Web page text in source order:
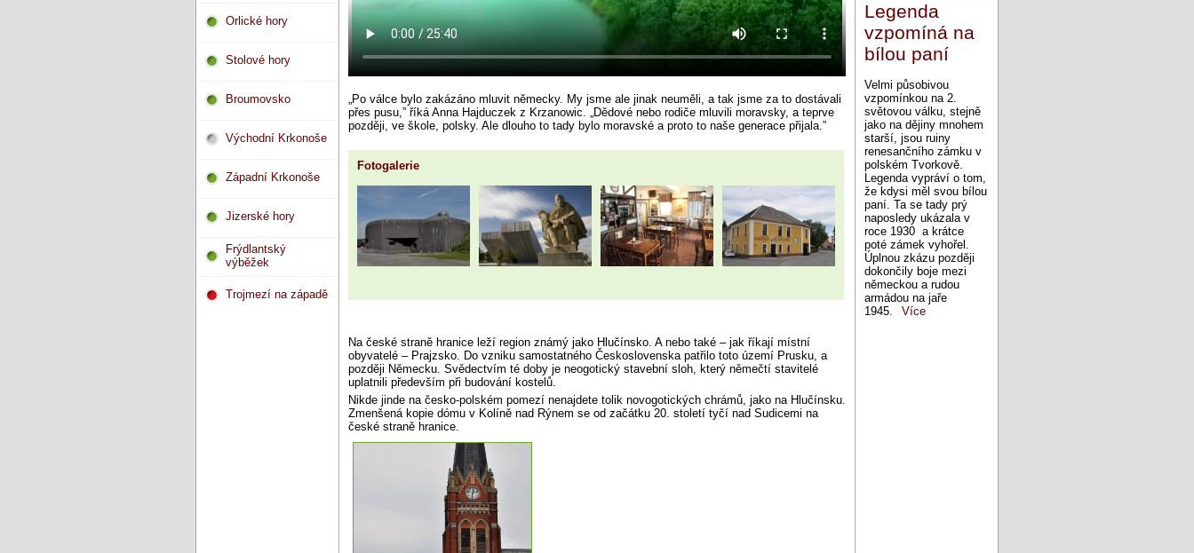
Orlické hory
Stolové hory
Broumovsko
Východní Krkonoše
Západní Krkonoše
Jizerské hory
Frýdlantský
výběžek
Trojmezí na západě
„Po válce bylo zakázáno mluvit německy. My jsme ale jinak neuměli, a tak jsme za to dostávali
přes pusu,” říká Anna Hajduczek z Krzanowic. „Dědové nebo rodiče mluvili moravsky, a teprve
později, ve škole, polsky. Ale dlouho to tady bylo moravské a proto to naše generace přijala.”
Fotogalerie
Na české straně hranice leží region známý jako Hlučínsko. A nebo také – jak říkají místní
obyvatelé – Prajzsko. Do vzniku samostatného Československa patřilo toto území Prusku, a
později Německu. Svědectvím té doby je neogotický stavební sloh, který němečtí stavitelé
uplatnili především při budování kostelů.
Nikde jinde na česko-polském pomezí nenajdete tolik novogotických chrámů, jako na Hlučínsku.
Zmenšená kopie dómu v Kolíně nad Rýnem se od začátku 20. století tyčí nad Sudicemi na
české straně hranice.
Legenda
vzpomíná na
bílou paní
Velmi působivou
vzpomínkou na 2.
světovou válku, stejně
jako na dějiny mnohem
starší, jsou ruiny
renesančního zámku v
polském Tvorkově.
Legenda vypráví o tom,
že kdysi měl svou bílou
paní. Ta se tady prý
naposledy ukázala v
roce 1930 a krátce
poté zámek vyhořel.
Úplnou zkázu později
dokončily boje mezi
německou a rudou
armádou na jaře
1945.
Více